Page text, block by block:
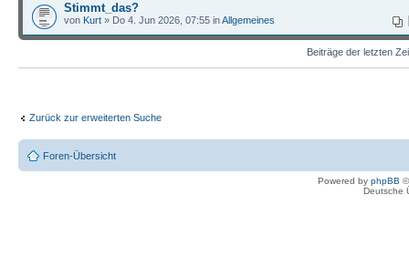
Stimmt_das?
von Kurt » Do 4. Jun 2026, 07:55 inAllgemeines
Beiträge der letzten
Zurück zur erweiterten Suche
Foren-Übersicht
Powered by phpBB
Deutsche